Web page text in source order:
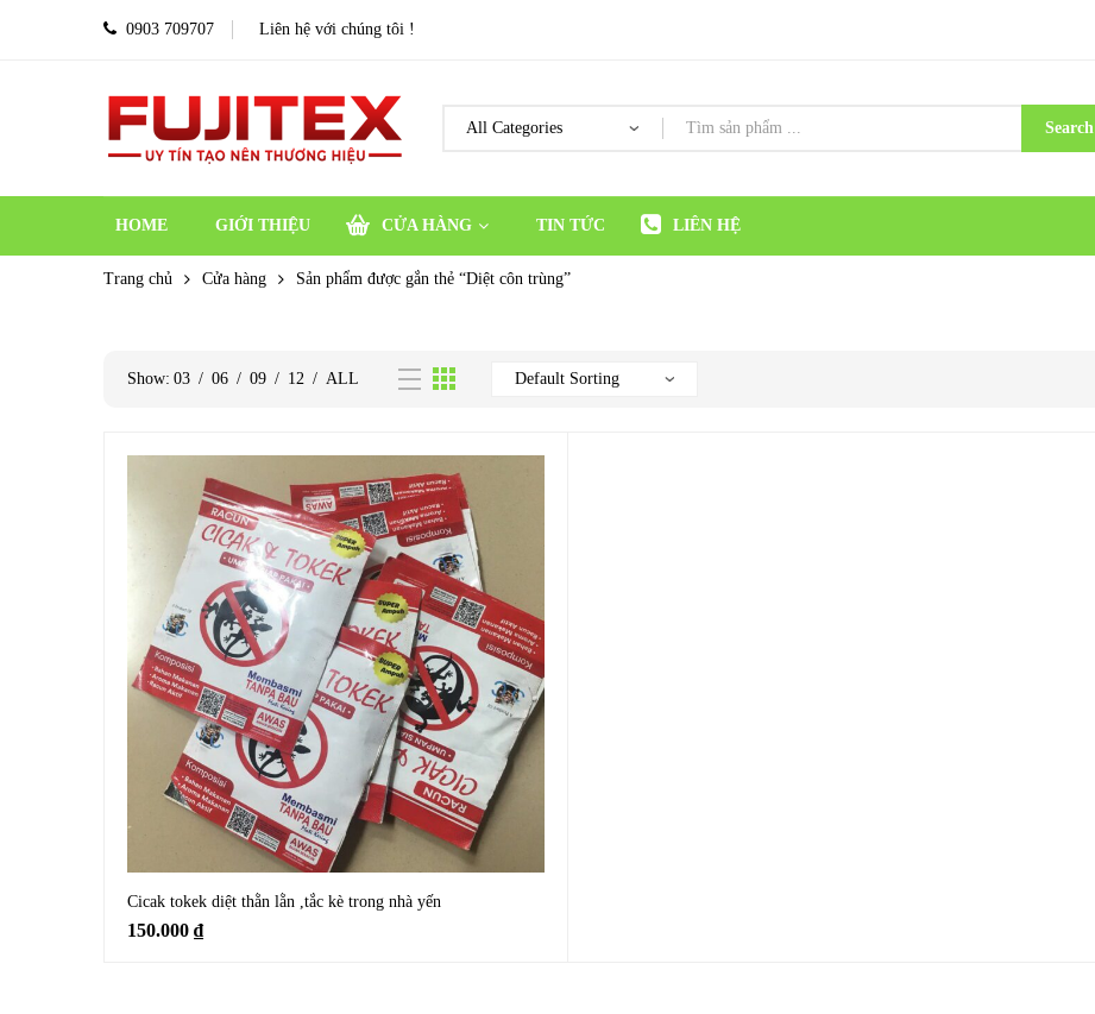
0903 709707 Liên hệ với chúng tôi !
Search
HOME GIỚI THIỆU CỬA HÀNG TIN TỨC LIÊN HỆ
Trang chủ Cửa hàng Sản phẩm được gắn thẻ “Diệt côn trùng”
Show: 03 / 06 / 09 / 12 / ALL
Cicak tokek diệt thằn lằn ,tắc kè trong nhà yến
150.000 ₫